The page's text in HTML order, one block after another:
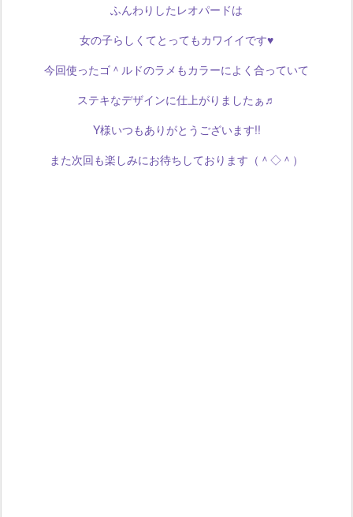
ふんわりしたレオパードは
女の子らしくてとってもカワイイです♥
今回使ったゴ＾ルドのラメもカラーによく合っていて
ステキなデザインに仕上がりましたぁ♬
Y様いつもありがとうございます!!
また次回も楽しみにお待ちしております（＾◇＾）